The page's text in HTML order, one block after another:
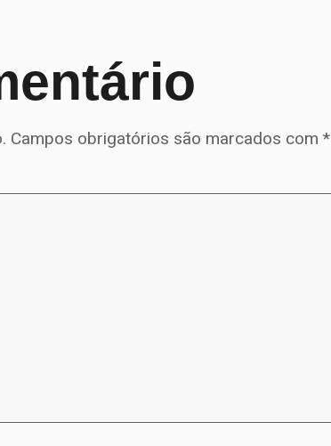
Campos obrigatórios são marcados com*